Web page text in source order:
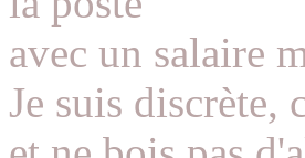
avec un salaire
Je suis discrète,